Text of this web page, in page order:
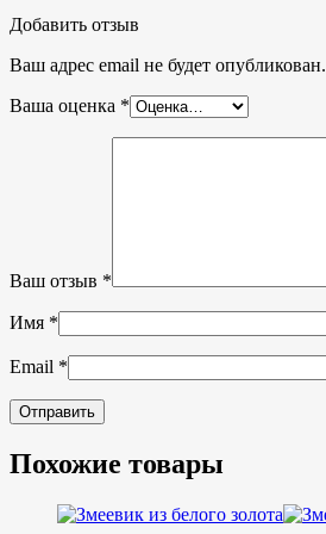
Добавить отзыв
Ваш адрес email не будет опубликован.
Ваша оценка *
Ваш отзыв *
Имя *
Email *
Похожие товары